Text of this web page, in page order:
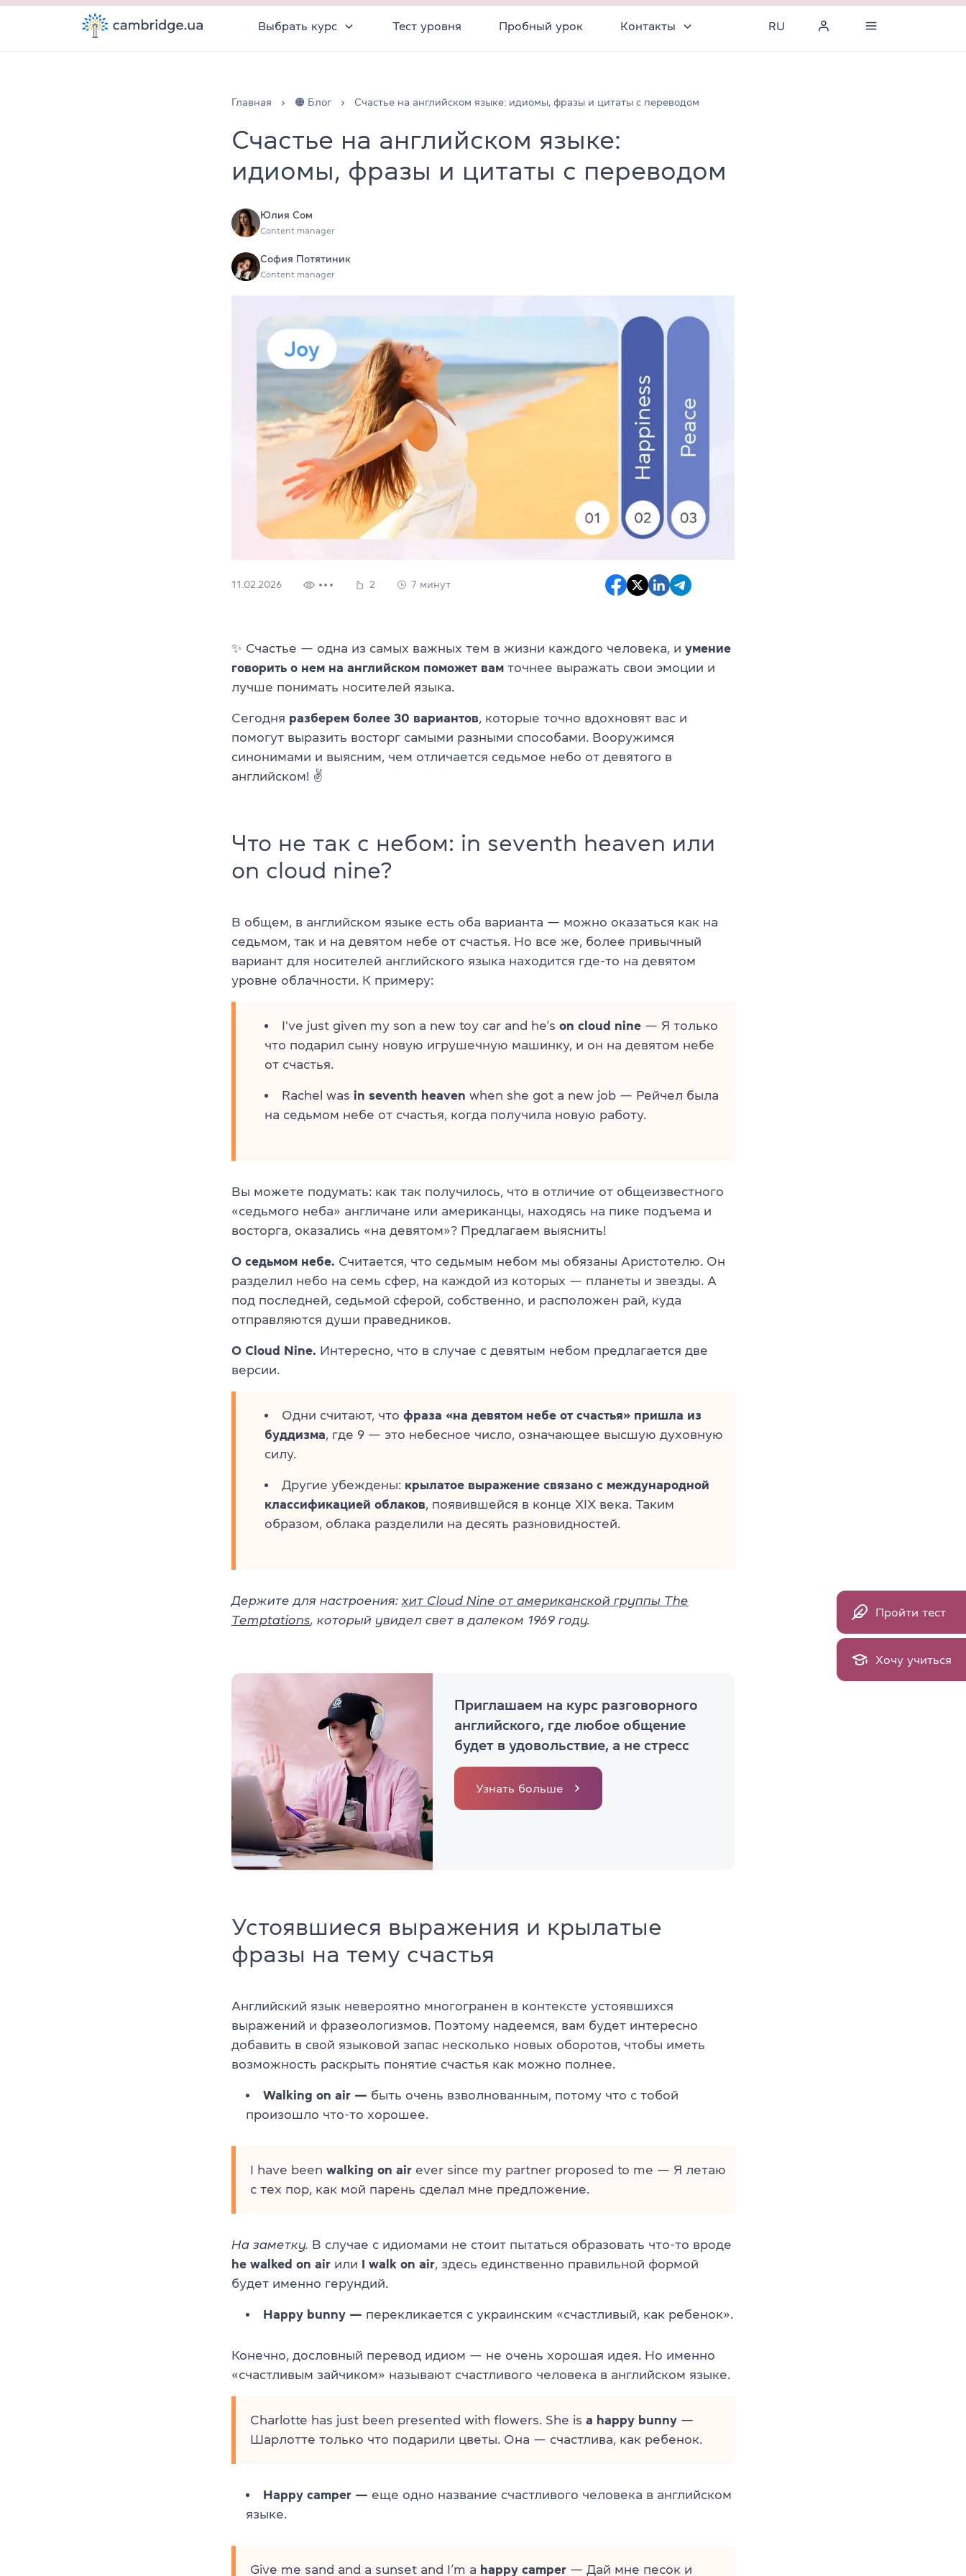
Выбрать курс Тест уровня Пробный урок Контакты RU
Главная 🟠 Блог Счастье на английском языке: идиомы, фразы и цитаты с переводом
Счастье на английском языке:
идиомы, фразы и цитаты с переводом
Юлия Сом
Content manager
София Потятиник
Content manager
11.02.2026 2 7 минут
✨ Счастье — одна из самых важных тем в жизни каждого человека, и умение
говорить о нем на английском поможет вам точнее выражать свои эмоции и
лучше понимать носителей языка.
Сегодня разберем более 30 вариантов, которые точно вдохновят вас и
помогут выразить восторг самыми разными способами. Вооружимся
синонимами и выясним, чем отличается седьмое небо от девятого в
английском! ✌
Что не так с небом: in seventh heaven или
on cloud nine?
В общем, в английском языке есть оба варианта — можно оказаться как на
седьмом, так и на девятом небе от счастья. Но все же, более привычный
вариант для носителей английского языка находится где-то на девятом
уровне облачности. К примеру:
I've just given my son a new toy car and he’s on cloud nine — Я только
что подарил сыну новую игрушечную машинку, и он на девятом небе
от счастья.
Rachel was in seventh heaven when she got a new job — Рейчел была
на седьмом небе от счастья, когда получила новую работу.
Вы можете подумать: как так получилось, что в отличие от общеизвестного
«седьмого неба» англичане или американцы, находясь на пике подъема и
восторга, оказались «на девятом»? Предлагаем выяснить!
О седьмом небе. Считается, что седьмым небом мы обязаны Аристотелю. Он
разделил небо на семь сфер, на каждой из которых — планеты и звезды. А
под последней, седьмой сферой, собственно, и расположен рай, куда
отправляются души праведников.
О Cloud Nine. Интересно, что в случае с девятым небом предлагается две
версии.
Одни считают, что фраза «на девятом небе от счастья» пришла из
буддизма, где 9 — это небесное число, означающее высшую духовную
силу.
Другие убеждены: крылатое выражение связано с международной
классификацией облаков, появившейся в конце XIX века. Таким
образом, облака разделили на десять разновидностей.
Держите для настроения: хит Cloud Nine от американской группы The
Temptations, который увидел свет в далеком 1969 году.
Приглашаем на курс разговорного
английского, где любое общение
будет в удовольствие, а не стресс
Узнать больше
Устоявшиеся выражения и крылатые
фразы на тему счастья
Английский язык невероятно многогранен в контексте устоявшихся
выражений и фразеологизмов. Поэтому надеемся, вам будет интересно
добавить в свой языковой запас несколько новых оборотов, чтобы иметь
возможность раскрыть понятие счастья как можно полнее.
Walking on air — быть очень взволнованным, потому что с тобой
произошло что-то хорошее.
I have been walking on air ever since my partner proposed to me — Я летаю
с тех пор, как мой парень сделал мне предложение.
На заметку. В случае с идиомами не стоит пытаться образовать что-то вроде
he walked on air или I walk on air, здесь единственно правильной формой
будет именно герундий.
Happy bunny — перекликается с украинским «счастливый, как ребенок».
Конечно, дословный перевод идиом — не очень хорошая идея. Но именно
«счастливым зайчиком» называют счастливого человека в английском языке.
Charlotte has just been presented with flowers. She is a happy bunny —
Шарлотте только что подарили цветы. Она — счастлива, как ребенок.
Happy camper — еще одно название счастливого человека в английском
языке.
Give me sand and a sunset and I’m a happy camper — Дай мне песок и
Пройти тест
Хочу учиться